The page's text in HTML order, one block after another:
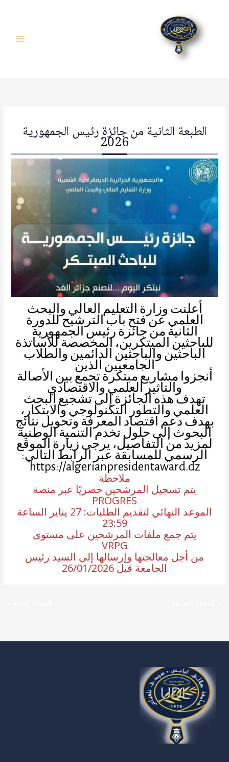
الطبعة الثانية من جائزة رئيس الجمهورية
2026
أعلنت وزارة التعليم العالي والبحث
العلمي عن فتح باب الترشيح للدورة
الثانية من جائزة رئيس الجمهورية
للباحثين المبتكرين، المخصصة للأساتذة
الباحثين والباحثين الدائمين والطلاب
الجامعيين الذين
أنجزوا مشاريع مبتكرة تجمع بين الأصالة
والتأثير العلمي والاقتصادي
تهدف هذه الجائزة إلى تشجيع البحث
العلمي والتطور التكنولوجي والابتكار،
بهدف دعم اقتصاد المعرفة وتحويل نتائج
البحوث إلى حلول تخدم التنمية الوطنية
لمزيد من التفاصيل، يرجى زيارة الموقع
الرسمي للمسابقة عبر الرابط التالي:
https://algerianpresidentaward.dz
ملاحظة
يتم تسجيل المرشحين حصريًا عبر منصة
PROGRES
الموعد النهائي لتقديم الطلبات: 27 يناير الساعة
23:59
يتم جمع ملفات المرشحين على مستوى
VRPG
من أجل معالجتها وإرسالها إلى السيد رئيس
الجامعة قبل 26/01/2026